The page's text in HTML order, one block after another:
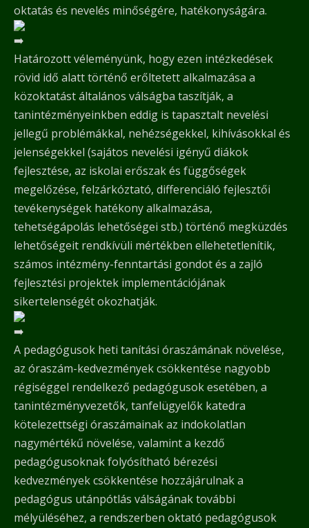
oktatás és nevelés minőségére, hatékonyságára.
Határozott véleményünk, hogy ezen intézkedések
rövid idő alatt történő erőltetett alkalmazása a
közoktatást általános válságba taszítják, a
tanintézményeinkben eddig is tapasztalt nevelési
jellegű problémákkal, nehézségekkel, kihívásokkal és
jelenségekkel (sajátos nevelési igényű diákok
fejlesztése, az iskolai erőszak és függőségek
megelőzése, felzárkóztató, differenciáló fejlesztői
tevékenységek hatékony alkalmazása,
tehetségápolás lehetőségei stb.) történő megküzdés
lehetőségeit rendkívüli mértékben ellehetetlenítik,
számos intézmény-fenntartási gondot és a zajló
fejlesztési projektek implementációjának
sikertelenségét okozhatják.
A pedagógusok heti tanítási óraszámának növelése,
az óraszám-kedvezmények csökkentése nagyobb
régiséggel rendelkező pedagógusok esetében, a
tanintézményvezetők, tanfelügyelők katedra
kötelezettségi óraszámainak az indokolatlan
nagymértékű növelése, valamint a kezdő
pedagógusoknak folyósítható bérezési
kedvezmények csökkentése hozzájárulnak a
pedagógus utánpótlás válságának további
mélyüléséhez, a rendszerben oktató pedagógusok